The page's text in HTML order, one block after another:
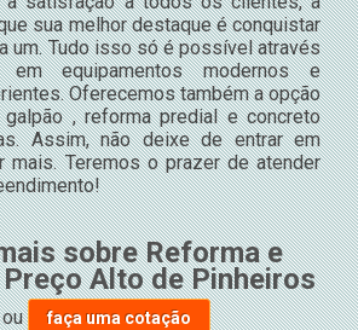
sua melhor destaque é conquistar
um. Tudo isso só é possível através
em equipamentos modernos e
Oferecemos também a opção
, reforma predial e concreto
Assim, não deixe de entrar em
mais. Teremos o prazer de atender
sobre Reforma e
Alto de Pinheiros
ou faça uma cotação